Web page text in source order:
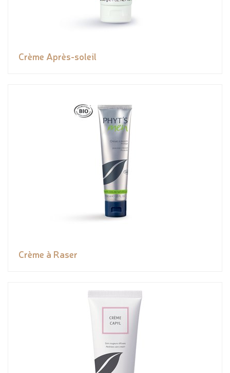
Crème Après-soleil
Crème à Raser